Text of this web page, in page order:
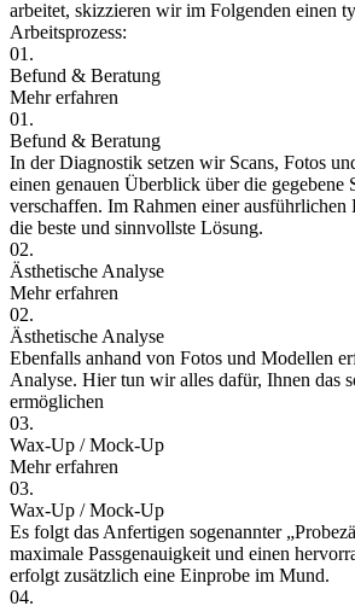
arbeitet, skizzieren wir im Folgenden einen
Arbeitsprozess:
01.
Befund & Beratung
Mehr erfahren
01.
Befund & Beratung
In der Diagnostik setzen wir Scans, Fotos
einen genauen Überblick über die gegebene
verschaffen. Im Rahmen einer
die beste und sinnvollste Lösung.
02.
Ästhetische Analyse
Mehr erfahren
02.
Ästhetische Analyse
Ebenfalls anhand von Fotos und Modellen
Analyse. Hier tun wir alles dafür, Ihnen das
ermöglichen
03.
Wax-Up / Mock-Up
Mehr erfahren
03.
Wax-Up / Mock-Up
Es folgt das Anfertigen sogenannter
maximale Passgenauigkeit und einen
erfolgt zusätzlich eine Einprobe im Mund.
04.